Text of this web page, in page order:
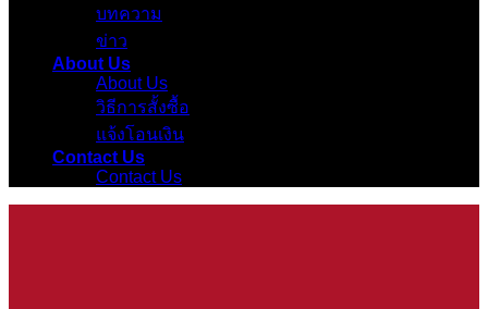
บทความ
ข่าว
About Us
About Us
วิธีการสั้งซื้อ
แจ้งโอนเงิน
Contact Us
Contact Us